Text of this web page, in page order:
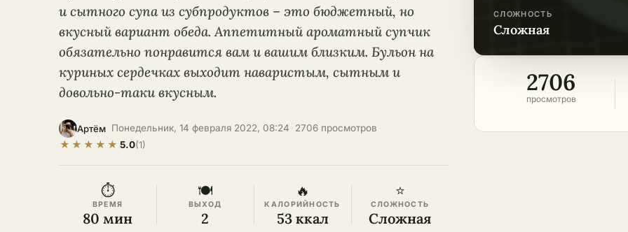
СЛОЖНОСТЬ
сложная
2706
просмотров
и сытного супа из субпродуктов – это бюджетный, но
вкусный вариант обеда. Аппетитный ароматный супчик
обязательно понравится вам и вашим близким. Бульон на
куриных сердечках выходит наваристым, сытным и
довольно-таки вкусным.
Артём Понедельник, 14 февраля 2022, 08:24 2706 просмотров
★ ★ ★ ★ ★ 5.0(1)
⏱
ВРЕМЯ
80 мин
🍽
ВЫХОД
2
🔥
КАЛОРИЙНОСТЬ
53 ккал
⭐
СЛОЖНОСТЬ
Сложная